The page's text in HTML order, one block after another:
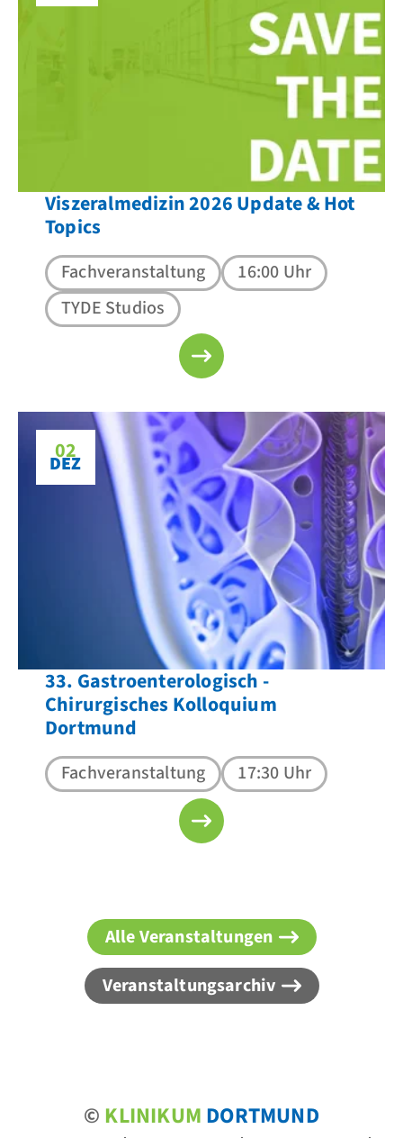
Viszeralmedizin 2026 Update & Hot
Topics
Fachveranstaltung
16:00 Uhr
TYDE Studios
02
DEZ
33. Gastroenterologisch -
Chirurgisches Kolloquium
Dortmund
Fachveranstaltung 17:30 Uhr
Alle Veranstaltungen
Veranstaltungsarchiv
© KLINIKUM DORTMUND